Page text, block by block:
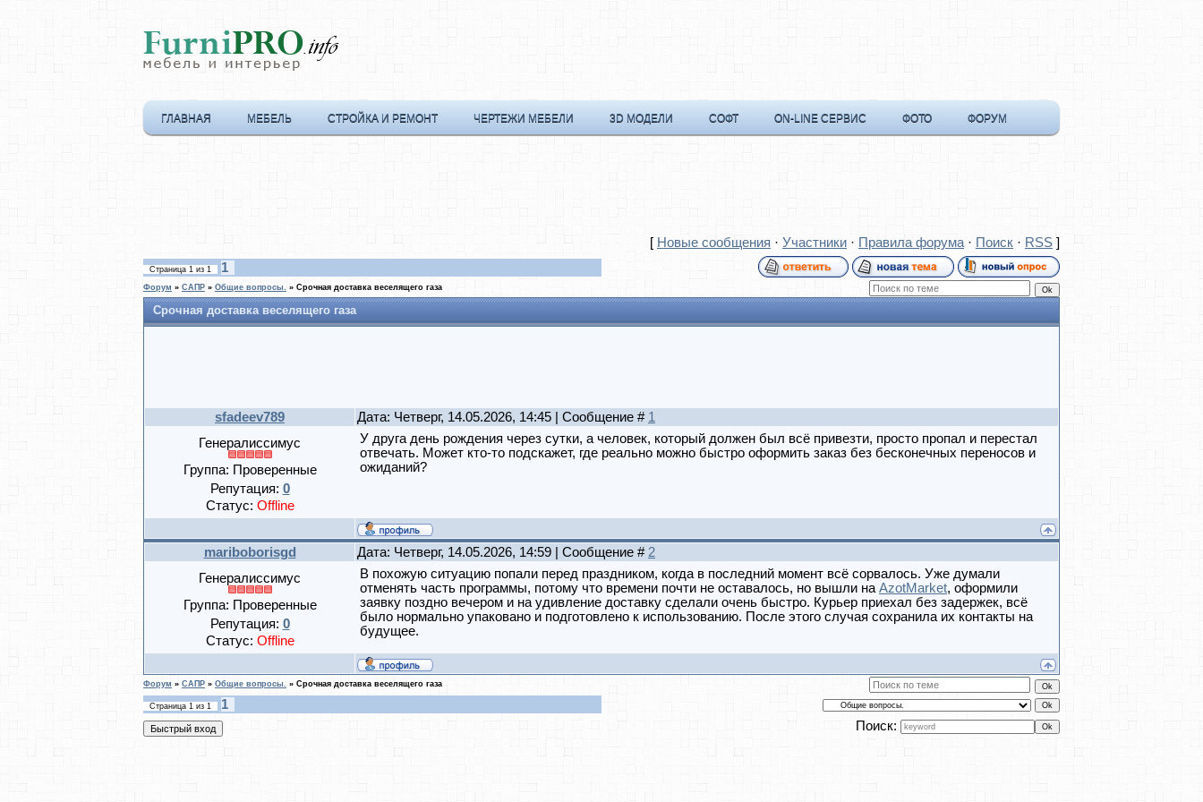
ГЛАВНАЯ МЕБЕЛЬ СТРОЙКА И РЕМОНТ ЧЕРТЕЖИ МЕБЕЛИ 3D МОДЕЛИ СОФТ ON-LINE СЕРВИС ФОТО ФОРУМ
[ Новые сообщения · Участники · Правила форума · Поиск · RSS]
Страница 1 из 1 1
Форум » САПР » Общие вопросы. » Срочная доставка веселящего газа
Срочная доставка веселящего газа
sfadeev789 Дата: Четверг, 14.05.2026, 14:45 | Сообщение # 1
Генералиссимус
Группа: Проверенные
Репутация: 0
Статус: Offline
У друга день рождения через сутки, а человек, который должен был всё привезти, просто пропал и перестал
отвечать. Может кто-то подскажет, где реально можно быстро оформить заказ без бесконечных переносов и
ожиданий?
mariboborisgd Дата: Четверг, 14.05.2026, 14:59 | Сообщение # 2
Генералиссимус
Группа: Проверенные
Репутация: 0
Статус: Offline
В похожую ситуацию попали перед праздником, когда в последний момент всё сорвалось. Уже думали
отменять часть программы, потому что времени почти не оставалось, но вышли на AzotMarket, оформили
заявку поздно вечером и на удивление доставку сделали очень быстро. Курьер приехал без задержек, всё
было нормально упаковано и подготовлено к использованию. После этого случая сохранила их контакты на
будущее.
Форум » САПР » Общие вопросы. » Срочная доставка веселящего газа
Страница 1 из 1
1
Поиск: